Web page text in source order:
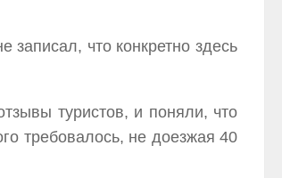
записал, что конкретно здесь
туристов, и поняли, что
требовалось, не доезжая 40